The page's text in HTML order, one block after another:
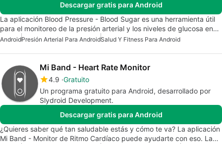
Descargar gratis para Android
La aplicación Blood Pressure - Blood Sugar es una herramienta útil
para el monitoreo de la presión arterial y los niveles de glucosa en…
AndroidPresión Arterial Para AndroidSalud Y Fitness Para Android
Mi Band - Heart Rate Monitor
4.9 Gratuito
Un programa gratuito para Android, desarrollado por
Slydroid Development.
Descargar gratis para Android
¿Quieres saber qué tan saludable estás y cómo te va? La aplicación
Mi Band - Monitor de Ritmo Cardíaco puede ayudarte con eso. La…